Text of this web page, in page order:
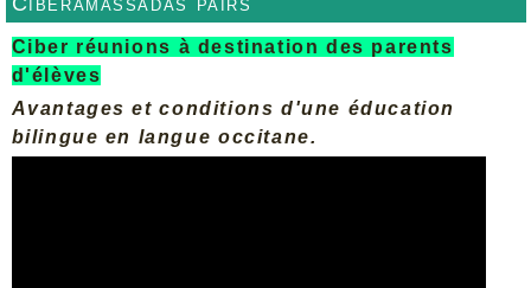
Ciber réunions à destination des parents
d'élèves
Avantages et conditions d'une éducation
bilingue en langue occitane.